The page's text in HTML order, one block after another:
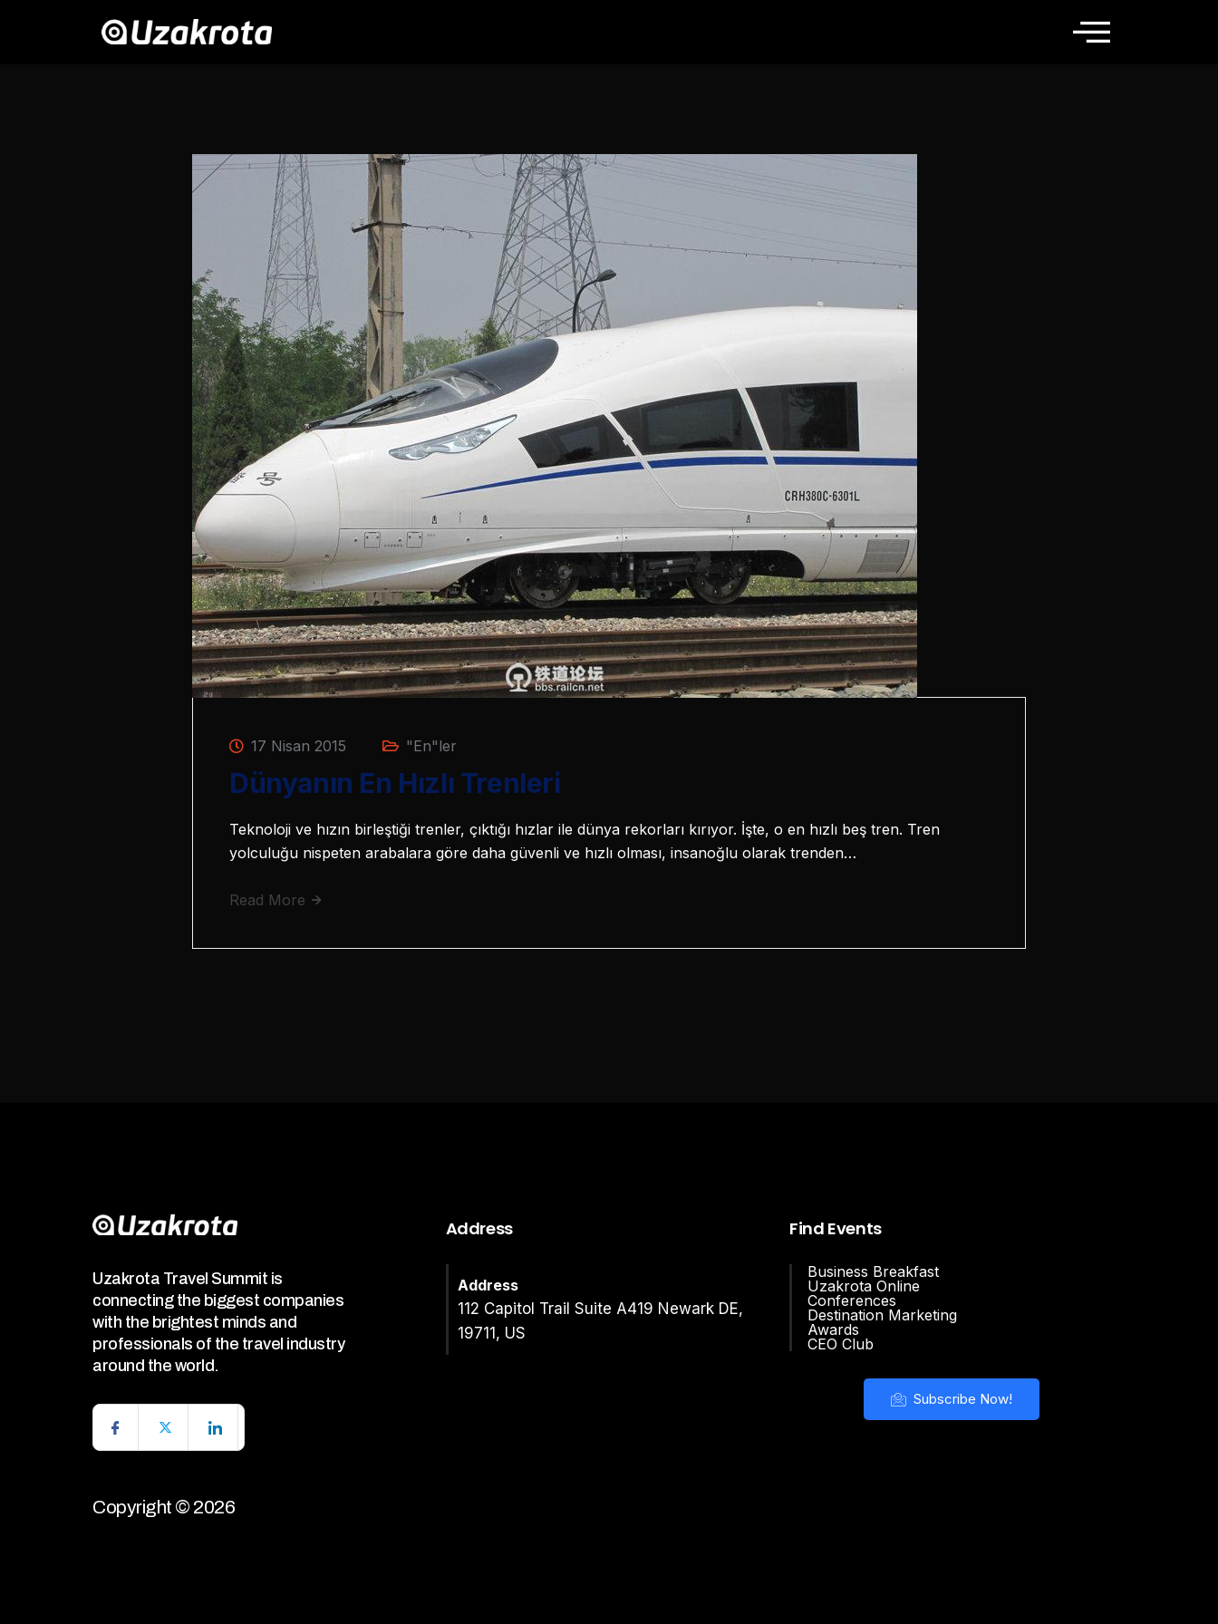
17 Nisan 2015 "En"ler
Dünyanın En Hızlı Trenleri
Teknoloji ve hızın birleştiği trenler, çıktığı hızlar ile dünya rekorları kırıyor. İşte, o en hızlı beş tren. Tren
yolculuğu nispeten arabalara göre daha güvenli ve hızlı olması, insanoğlu olarak trenden…
Read More
Uzakrota Travel Summit is
connecting the biggest companies
with the brightest minds and
professionals of the travel industry
around the world.
Copyright © 2026
Address
Address
112 Capitol Trail Suite A419 Newark DE,
19711, US
Find Events
Business Breakfast
Uzakrota Online
Conferences
Destination Marketing
Awards
CEO Club
Subscribe Now!